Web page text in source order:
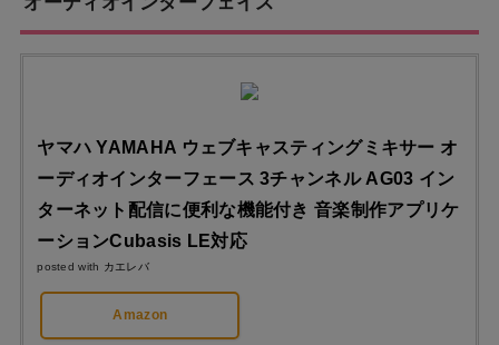
ヤマハ YAMAHA ウェブキャスティングミキサー オ
ーディオインターフェース 3チャンネル AG03 イン
ターネット配信に便利な機能付き 音楽制作アプリケ
ーションCubasis LE対応
posted with カエレバ
Amazon